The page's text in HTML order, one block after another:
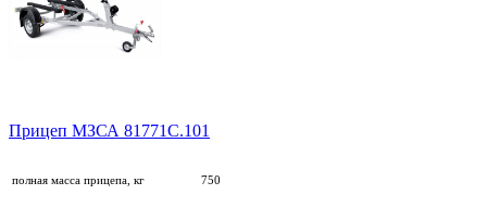
Прицеп МЗСА 81771С.101
полная масса прицепа, кг 750